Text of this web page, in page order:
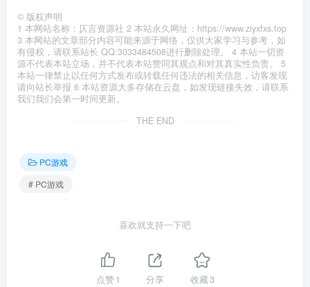
© 版权声明
1 本网站名称：仄言资源社 2 本站永久网址：https://www.ziyxfxs.top
3 本网站的文章部分内容可能来源于网络，仅供大家学习与参考，如
有侵权，请联系站长 QQ:3033484508进行删除处理。 4 本站一切资
源不代表本站立场，并不代表本站赞同其观点和对其真实性负责。 5
本站一律禁止以任何方式发布或转载任何违法的相关信息，访客发现
请向站长举报 6 本站资源大多存储在云盘，如发现链接失效，请联系
我们我们会第一时间更新。
THE END
PC游戏
# PC游戏
喜欢就支持一下吧
点赞1 分享 收藏3